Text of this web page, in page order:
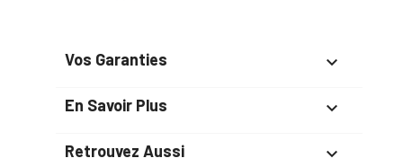
Vos Garanties 
En Savoir Plus 
Retrouvez Aussi 